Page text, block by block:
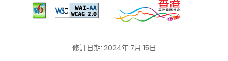
修訂日期: 2024年 7月 15日